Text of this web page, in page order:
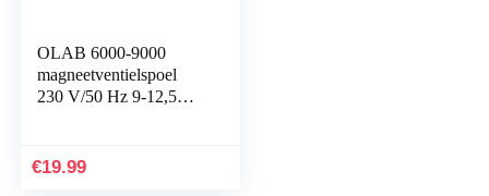
OLAB 6000-9000
magneetventielspoel
230 V/50 Hz 9-12,5
koffiemachine
€19.99